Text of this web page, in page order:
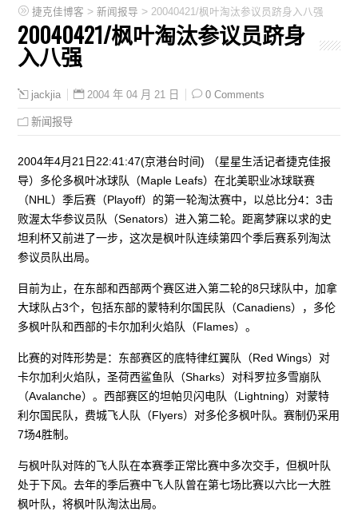
捷克佳博客 >新闻报导 > 20040421/枫叶淘汰参议员跻身入八强
20040421/枫叶淘汰参议员跻身
入八强
jackjia 2004 年 04 月 21 日 0 Comments
新闻报导
2004年4月21日22:41:47(京港台时间) （星星生活记者捷克佳报
导）多伦多枫叶冰球队（Maple Leafs）在北美职业冰球联赛
（NHL）季后赛（Playoff）的第一轮淘汰赛中，以总比分4：3击
败渥太华参议员队（Senators）进入第二轮。距离梦寐以求的史
坦利杯又前进了一步，这次是枫叶队连续第四个季后赛系列淘汰
参议员队出局。
目前为止，在东部和西部两个赛区进入第二轮的8只球队中，加拿
大球队占3个，包括东部的蒙特利尔国民队（Canadiens），多伦
多枫叶队和西部的卡尔加利火焰队（Flames）。
比赛的对阵形势是：东部赛区的底特律红翼队（Red Wings）对
卡尔加利火焰队，圣荷西鲨鱼队（Sharks）对科罗拉多雪崩队
（Avalanche）。西部赛区的坦帕贝闪电队（Lightning）对蒙特
利尔国民队，费城飞人队（Flyers）对多伦多枫叶队。赛制仍采用
7场4胜制。
与枫叶队对阵的飞人队在本赛季正常比赛中多次交手，但枫叶队
处于下风。去年的季后赛中飞人队曾在第七场比赛以六比一大胜
枫叶队，将枫叶队淘汰出局。